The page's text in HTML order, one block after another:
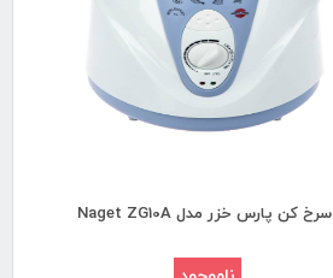
سرخ کن پارس خزر مدل Naget ZG10A